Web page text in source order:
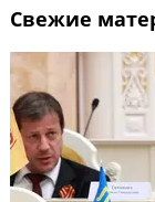
Свежие